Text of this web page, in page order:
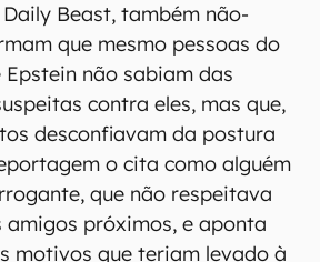
Beast, também não-
que mesmo pessoas do
não sabiam das
contra eles, mas que,
desconfiavam da postura
o cita como alguém
que não respeitava
amigos próximos, e aponta
motivos que teriam levado à